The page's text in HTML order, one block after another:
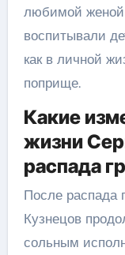
любимой женой
воспитывали
как в личной
поприще.
Какие
жизни
распада
После распада
Кузнецов
сольным